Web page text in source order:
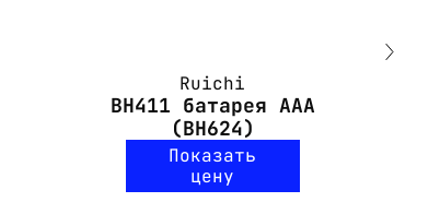
Ruichi
BH411 батарея ААА
(BH624)
Показать
цену